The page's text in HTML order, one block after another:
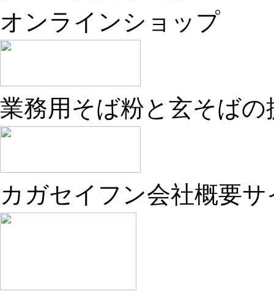
オンラインショップ
業務用そば粉と玄そばの
カガセイフン会社概要サ